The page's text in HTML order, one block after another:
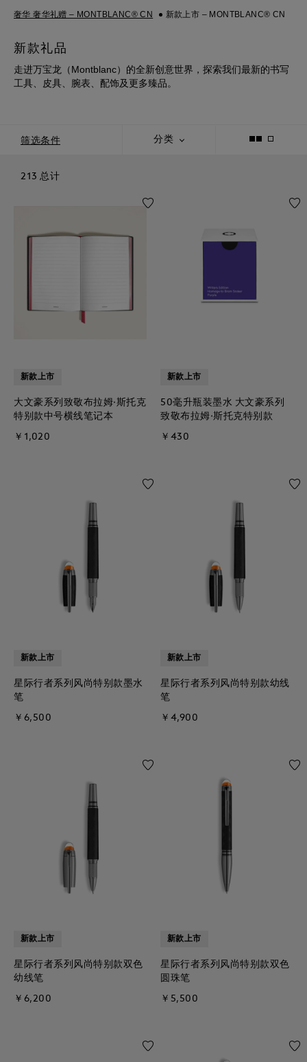
奢华 奢华礼赠 – MONTBLANC® CN 新款上市 – MONTBLANC® CN
新款礼品
走进万宝龙（Montblanc）的全新创意世界，探索我们最新的书写
工具、皮具、腕表、配饰及更多臻品。
筛选条件 分类
213 总计
新款上市
大文豪系列致敬布拉姆·斯托克
特别款中号横线笔记本
￥1,020
新款上市
50毫升瓶装墨水 大文豪系列
致敬布拉姆·斯托克特别款
￥430
新款上市
星际行者系列风尚特别款墨水
笔
￥6,500
新款上市
星际行者系列风尚特别款幼线
笔
￥4,900
新款上市
星际行者系列风尚特别款双色
幼线笔
￥6,200
新款上市
星际行者系列风尚特别款双色
圆珠笔
￥5,500